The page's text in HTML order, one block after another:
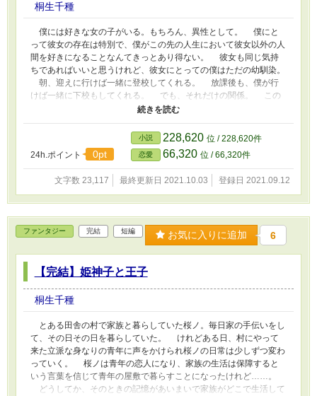
桐生千種
僕には好きな女の子がいる。もちろん、異性として。 僕にと
って彼女の存在は特別で、僕がこの先の人生において彼女以外の人
間を好きになることなんてきっとあり得ない。 彼女も同じ気持
ちであればいいと思うけれど、彼女にとっての僕はただの幼馴染。
朝、迎えに行けば一緒に登校してくれる。 放課後も、僕が行
けば一緒に下校もしてくれる。 でも、それだけの関係。 この
関係から脱却して1歩先の関係へ踏み出したいけれど、どうして
も、踏み出せない理由があった。 彼女は、男性恐怖症だ―― ＊
＊＊＊＊ 【中原マナ×三好小春】 「こはるちゃーん！ あそぼーの
ハグー！」 「いやあああああ！！」 「……」 「ま、まなくん……
くるしい……」
24h.ポイント 0pt
小説 228,620 位 / 228,620件
恋愛 66,320 位 / 66,320件
文字数 23,117 最終更新日 2021.10.03 登録日 2021.09.12
ファンタジー 完結 短編 お気に入りに追加 6
【完結】姫神子と王子
桐生千種
とある田舎の村で家族と暮らしていた桜ノ。毎日家の手伝いをし
て、その日その日を暮らしていた。 けれどある日、村にやって
来た立派な身なりの青年に声をかけられ桜ノの日常は少しずつ変わ
っていく。 桜ノは青年の恋人になり、家族の生活は保障すると
いう言葉を信じて青年の屋敷で暮らすことになったけれど……。
どうしてか、そのときの記憶があいまいで家族がどこで生活して